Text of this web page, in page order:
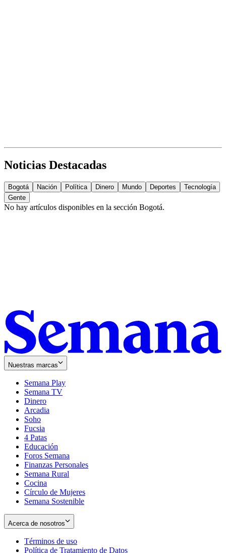
Noticias Destacadas
Bogotá Nación Política Dinero Mundo Deportes
Tecnología
Gente
No hay artículos disponibles en la sección Bogotá.
Nuestras marcas
Semana Play
Semana TV
Dinero
Arcadia
Soho
in
new
window
Fucsia
in
new
window
4 Patas
Educación
Foros Semana
Finanzas Personales
Semana Rural
Cocina
Círculo de Mujeres
Semana Sostenible
Acerca de nosotros
Términos de uso
in
Política de Tratamiento de Datos